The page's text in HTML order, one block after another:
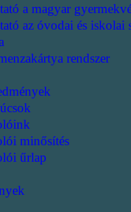
a magyar
az óvodai és iskolai
rendszer
minősítés
űrlap